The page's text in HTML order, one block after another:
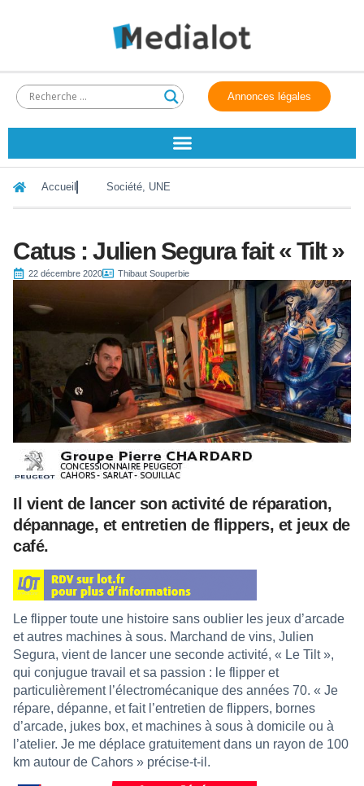
Annonces légales
Accueil Société, UNE
Catus : Julien Segura fait « Tilt »
22 décembre 2020 Thibaut Souperbie
Il vient de lancer son activité de réparation,
dépannage, et entretien de flippers, et jeux de
café.
Le flipper toute une histoire sans oublier les jeux d’arcade
et autres machines à sous. Marchand de vins, Julien
Segura, vient de lancer une seconde activité, « Le Tilt »,
qui conjugue travail et sa passion : le flipper et
particulièrement l’électromécanique des années 70. « Je
répare, dépanne, et fait l’entretien de flippers, bornes
d’arcade, jukes box, et machines à sous à domicile ou à
l’atelier. Je me déplace gratuitement dans un rayon de 100
km autour de Cahors » précise-t-il.